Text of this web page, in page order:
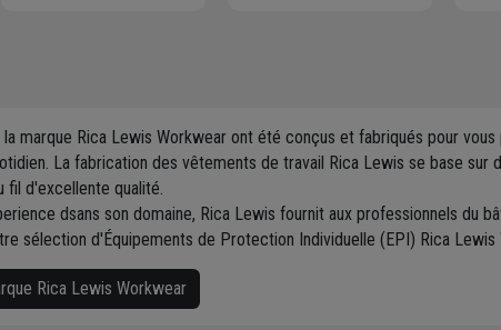
marque Rica Lewis Workwear ont été conçus et fabriqués pour
La fabrication des vêtements de travail Rica Lewis se base sur
fil d'excellente qualité.
dsans son domaine, Rica Lewis fournit aux professionnels du
sélection d'Équipements de Protection Individuelle (EPI) Rica
Rica Lewis Workwear